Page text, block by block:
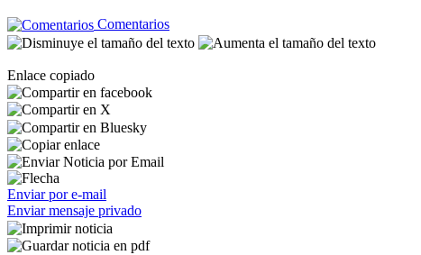
Comentarios
Enlace copiado
Enviar por e-mail
Enviar mensaje privado